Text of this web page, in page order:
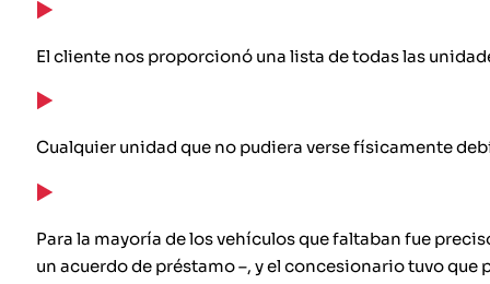
El cliente nos proporcionó una lista de todas las
Cualquier unidad que no pudiera verse físicamente
Para la mayoría de los vehículos que faltaban fue
un acuerdo de préstamo –, y el concesionario tuvo